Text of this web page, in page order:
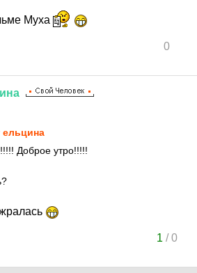
Муха
0
ельцина
Доброе утро!!!!!
1 /0